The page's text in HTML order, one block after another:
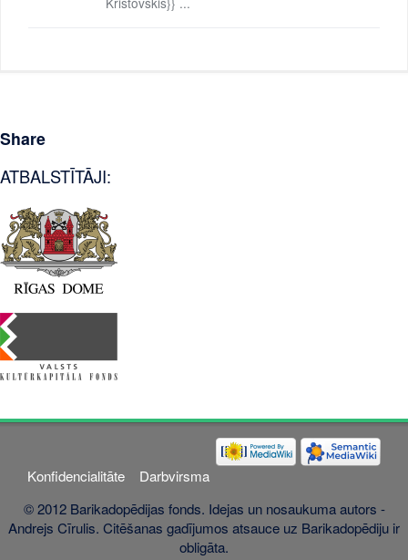
Share
ATBALSTĪTĀJI:
Konfidencialitāte
Darbvirsma
© 2012 Barikadopēdijas fonds. Idejas un nosaukuma autors -
Andrejs Cīrulis. Citēšanas gadījumos atsauce uz Barikadopēdiju ir
obligāta.